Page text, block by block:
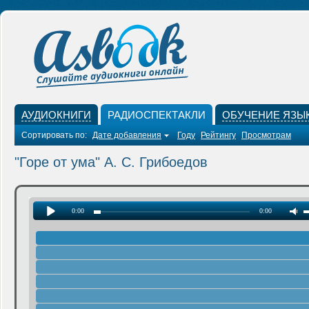
АУДИОКНИГИ РАДИОСПЕКТАКЛИ ОБУЧЕНИЕ
Сортировать по: Дате добавления Году Рейтингу Просмотрам
"Горе от ума" А. С. Грибоедов
0:00 0:00